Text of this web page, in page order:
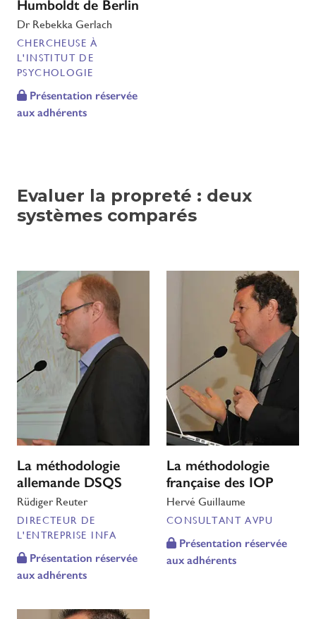
Humboldt de Berlin
Dr Rebekka Gerlach
CHERCHEUSE À
L'INSTITUT DE
PSYCHOLOGIE
Présentation réservée
aux adhérents
Evaluer la propreté : deux
systèmes comparés
La méthodologie
allemande DSQS
Rüdiger Reuter
DIRECTEUR DE
L'ENTREPRISE INFA
Présentation réservée
aux adhérents
La méthodologie
française des IOP
Hervé Guillaume
CONSULTANT AVPU
Présentation réservée
aux adhérents